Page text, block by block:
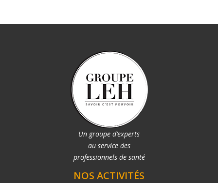
Un groupe d’experts
au service des
professionnels de santé
NOS ACTIVITÉS